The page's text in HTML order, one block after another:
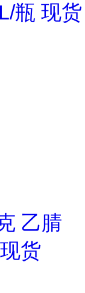
瓶 现货
乙腈
货